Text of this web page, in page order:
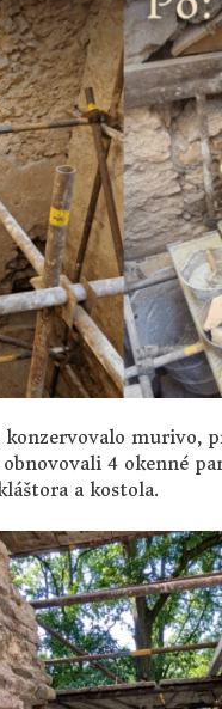
murivo,
obnovovali 4 okenné
a kostola.